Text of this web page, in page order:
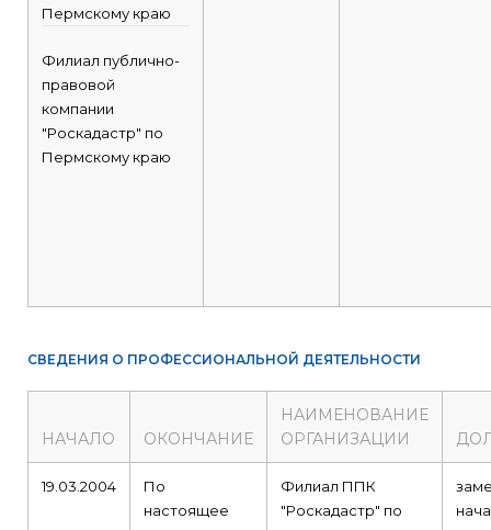
Пермскому краю
Филиал публично-
правовой
компании
"Роскадастр" по
Пермскому краю
СВЕДЕНИЯ О ПРОФЕССИОНАЛЬНОЙ ДЕЯТЕЛЬНОСТИ
НАЧАЛО ОКОНЧАНИЕ
НАИМЕНОВАНИЕ
ОРГАНИЗАЦИИ
19.03.2004
По
настоящее
Филиал ППК
"Роскадастр" по